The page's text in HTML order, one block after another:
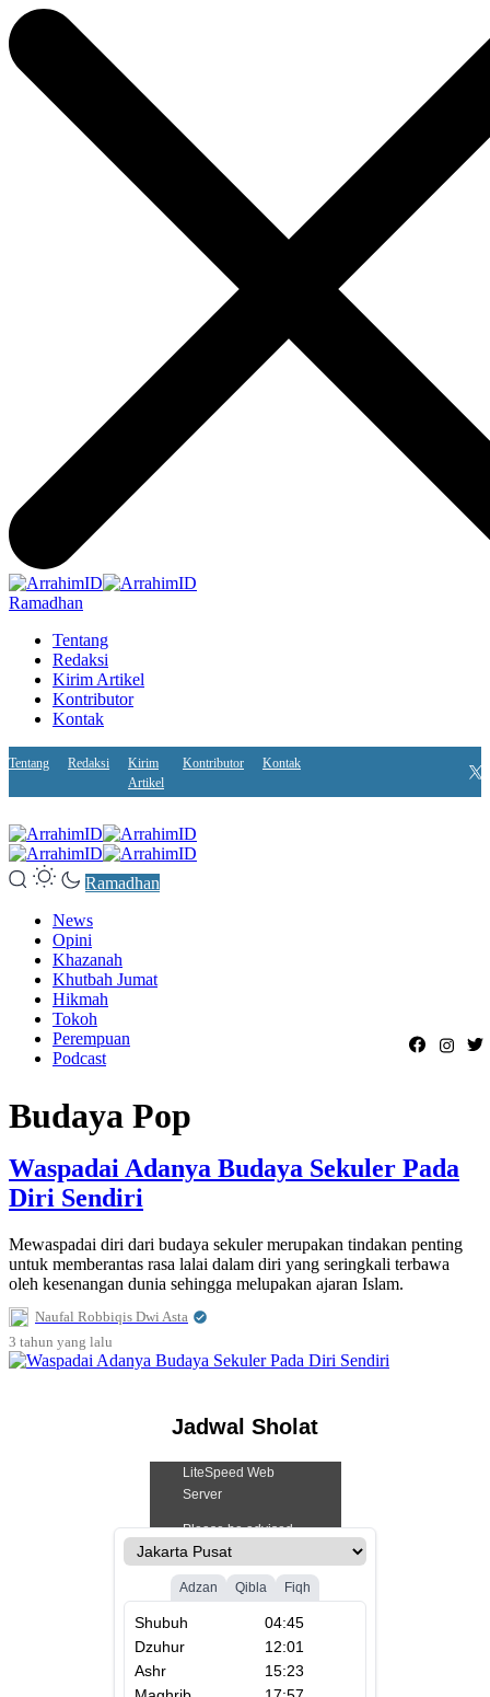
Ramadhan
Tentang
Redaksi
Kirim Artikel
Kontributor
Kontak
Tentang Redaksi
Kirim
Artikel
Kontributor Kontak
Ramadhan
News
Opini
Khazanah
Khutbah Jumat
Hikmah
Tokoh
Perempuan
Podcast
Budaya Pop
Waspadai Adanya Budaya Sekuler Pada
Diri Sendiri
Mewaspadai diri dari budaya sekuler merupakan tindakan penting
untuk memberantas rasa lalai dalam diri yang seringkali terbawa
oleh kesenangan dunia sehingga melupakan ajaran Islam.
Naufal Robbiqis Dwi Asta
3 tahun yang lalu
Jadwal Sholat